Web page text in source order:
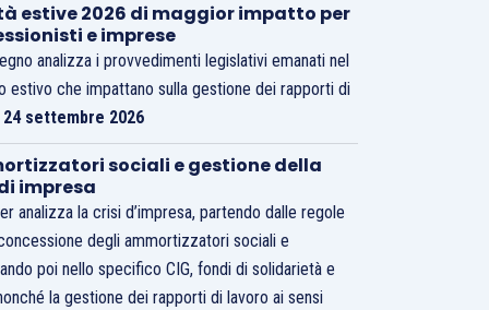
estive 2026 di maggior impatto per
e imprese
analizza i provvedimenti legislativi emanati nel
estivo che impattano sulla gestione dei rapporti di
24 settembre 2026
sociali e gestione della
impresa
analizza la crisi d’impresa, partendo dalle regole
degli ammortizzatori sociali e
poi nello specifico CIG, fondi di solidarietà e
la gestione dei rapporti di lavoro ai sensi